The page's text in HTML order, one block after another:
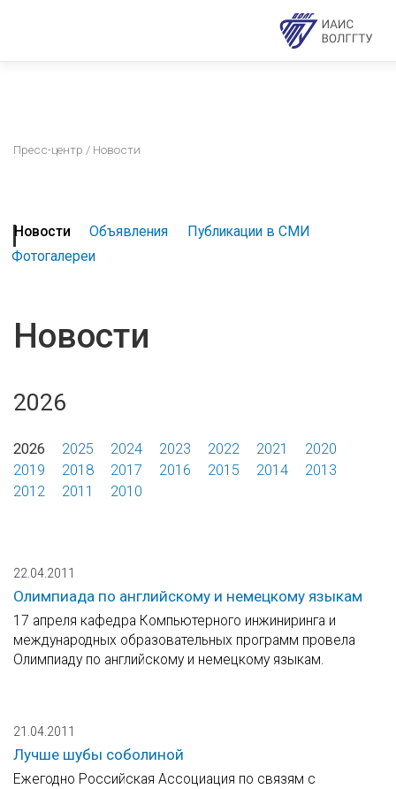
Пресс-центр / Новости
Новости Объявления
Публикации в СМИ
Фотогалереи
Новости
2026
2026 2025 2024 2023 2022 2021
2020
2019
2018 2017 2016 2015 2014
2013
2012
2011 2010
22.04.2011
Олимпиада по английскому и немецкому языкам
17 апреля кафедра Компьютерного инжиниринга и
международных образовательных программ провела
Олимпиаду по английскому и немецкому языкам.
21.04.2011
Лучше шубы соболиной
Ежегодно Российская Ассоциация по связям с